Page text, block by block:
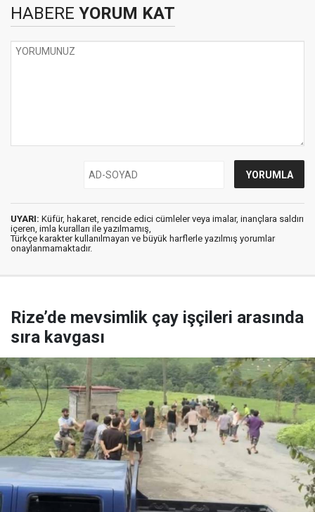
HABERE YORUM KAT
UYARI: Küfür, hakaret, rencide edici cümleler veya imalar, inançlara saldırı
içeren, imla kuralları ile yazılmamış,
Türkçe karakter kullanılmayan ve büyük harflerle yazılmış yorumlar
onaylanmamaktadır.
Rize’de mevsimlik çay işçileri arasında
sıra kavgası